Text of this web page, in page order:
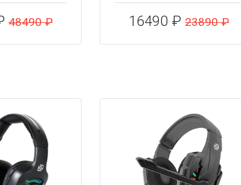
48490 ₽ 16490 ₽23890 ₽